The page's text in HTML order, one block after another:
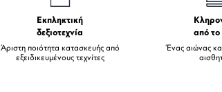
Εκπληκτική
δεξιοτεχνία
Άριστη ποιότητα κατασκευής από
εξειδικευμένους τεχνίτες
από το
Ένας αιώνας